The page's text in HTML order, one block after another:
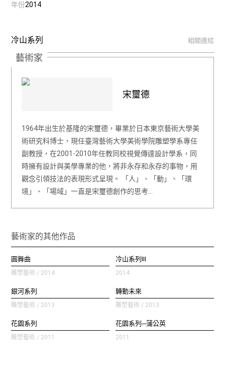
年份2014
冷山系列 相關連結
藝術家
宋璽德
1964年出生於基隆的宋璽德，畢業於日本東京藝術大學美
術研究科博士，現任臺灣藝術大學美術學院雕塑學系專任
副教授，在2001-2010年任教同校視覺傳達設計學系，同
時擁有設計與美學專業的他，將非永存和永存的事物，用
觀念引領技法的表現形式呈現。 「人」、「動」、「環
境」、「場域」一直是宋璽德創作的思考…
藝術家的其他作品
圓舞曲
雕塑藝術 / 2014
冷山系列III
2014
銀河系列
雕塑藝術 / 2013
轉動未來
雕塑藝術 / 2013
花園系列
雕塑藝術 / 2011
花園系列─蒲公英
2011